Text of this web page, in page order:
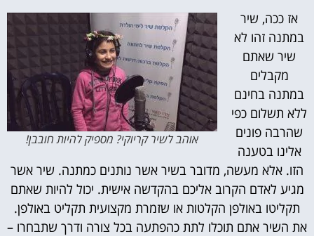
אוהב לשיר קריוקי? מספיק להיות חובבן!
אז ככה, שיר
במתנה זהו לא
שיר שאתם
מקבלים
במתנה בחינם
ללא תשלום כפי
שהרבה פונים
אלינו בטענה
הזו. אלא מעשה, מדובר בשיר אשר נותנים כמתנה. שיר אשר
מגיע לאדם הקרוב אליכם בהקדשה אישית. יכול להיות שאתם
תקליטו באולפן הקלטות או שזמרת מקצועית תקליט באולפן.
את השיר אתם תוכלו לתת כהפתעה בכל צורה ודרך שתבחרו –